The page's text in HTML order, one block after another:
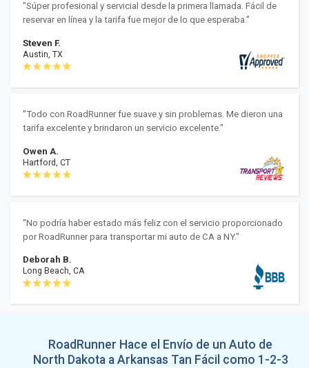
"Súper profesional y servicial desde la primera llamada. Fácil de
reservar en línea y la tarifa fue mejor de lo que esperaba."
Steven F.
Austin, TX
"Todo con RoadRunner fue suave y sin problemas. Me dieron una
tarifa excelente y brindaron un servicio excelente."
Owen A.
Hartford, CT
"No podría haber estado más feliz con el servicio proporcionado
por RoadRunner para transportar mi auto de CA a NY."
Deborah B.
Long Beach, CA
RoadRunner Hace el Envío de un Auto de
North Dakota a Arkansas Tan Fácil como 1-2-3